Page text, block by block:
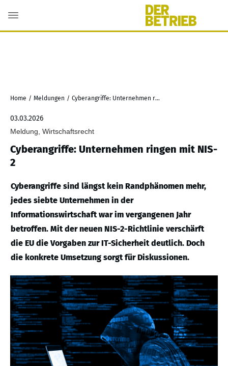
Home / Meldungen / Cyberangriffe: Unternehmen ringen mit NIS-2
03.03.2026
Meldung, Wirtschaftsrecht
Cyberangriffe: Unternehmen ringen mit NIS-
2
Cyberangriffe sind längst kein Randphänomen mehr,
jedes siebte Unternehmen in der
Informationswirtschaft war im vergangenen Jahr
betroffen. Mit der neuen NIS-2-Richtlinie verschärft
die EU die Vorgaben zur IT-Sicherheit deutlich. Doch
die konkrete Umsetzung sorgt für Diskussionen.